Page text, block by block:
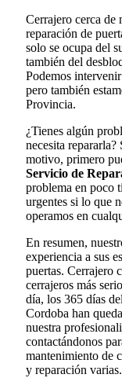
Cerrajero cerca de
reparación de
solo se ocupa del
también del
Podemos
pero también
Provincia.
¿Tienes algún
necesita
motivo, primero
Servicio de
problema en poco
urgentes si lo que
operamos en
En resumen,
experiencia a sus
puertas. Cerrajero
cerrajeros más
día, los 365 días
Cordoba han
nuestra
contactándonos
mantenimiento de
y reparación